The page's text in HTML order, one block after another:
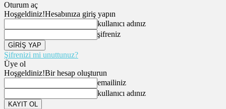
Oturum aç
Hoşgeldiniz!Hesabınıza giriş yapın
kullanıcı adınız
şifreniz
Şifrenizi mi unuttunuz?
Üye ol
Hoşgeldiniz!Bir hesap oluşturun
emailiniz
kullanıcı adınız